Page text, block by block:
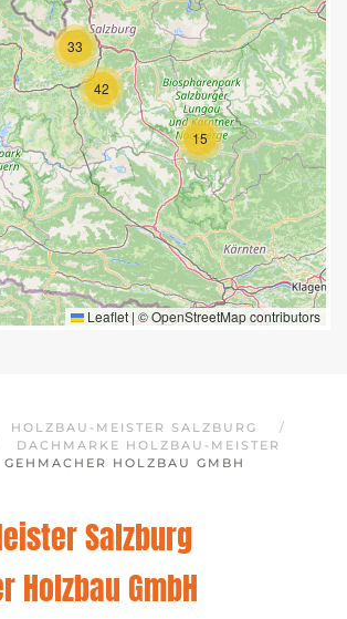
15
33
42
Leaflet | ©OpenStreetMapcontributors
HOLZBAU-MEISTER SALZBURG
DACHMARKE HOLZBAU-MEISTER
GEHMACHER HOLZBAU GMBH
Salzburg
Holzbau GmbH